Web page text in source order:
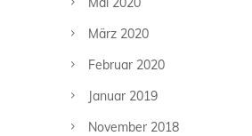
März 2020
Februar 2020
Januar 2019
November 2018